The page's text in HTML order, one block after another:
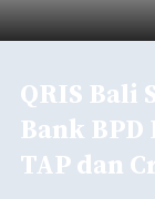
QRIS Bali
Bank
TAP dan